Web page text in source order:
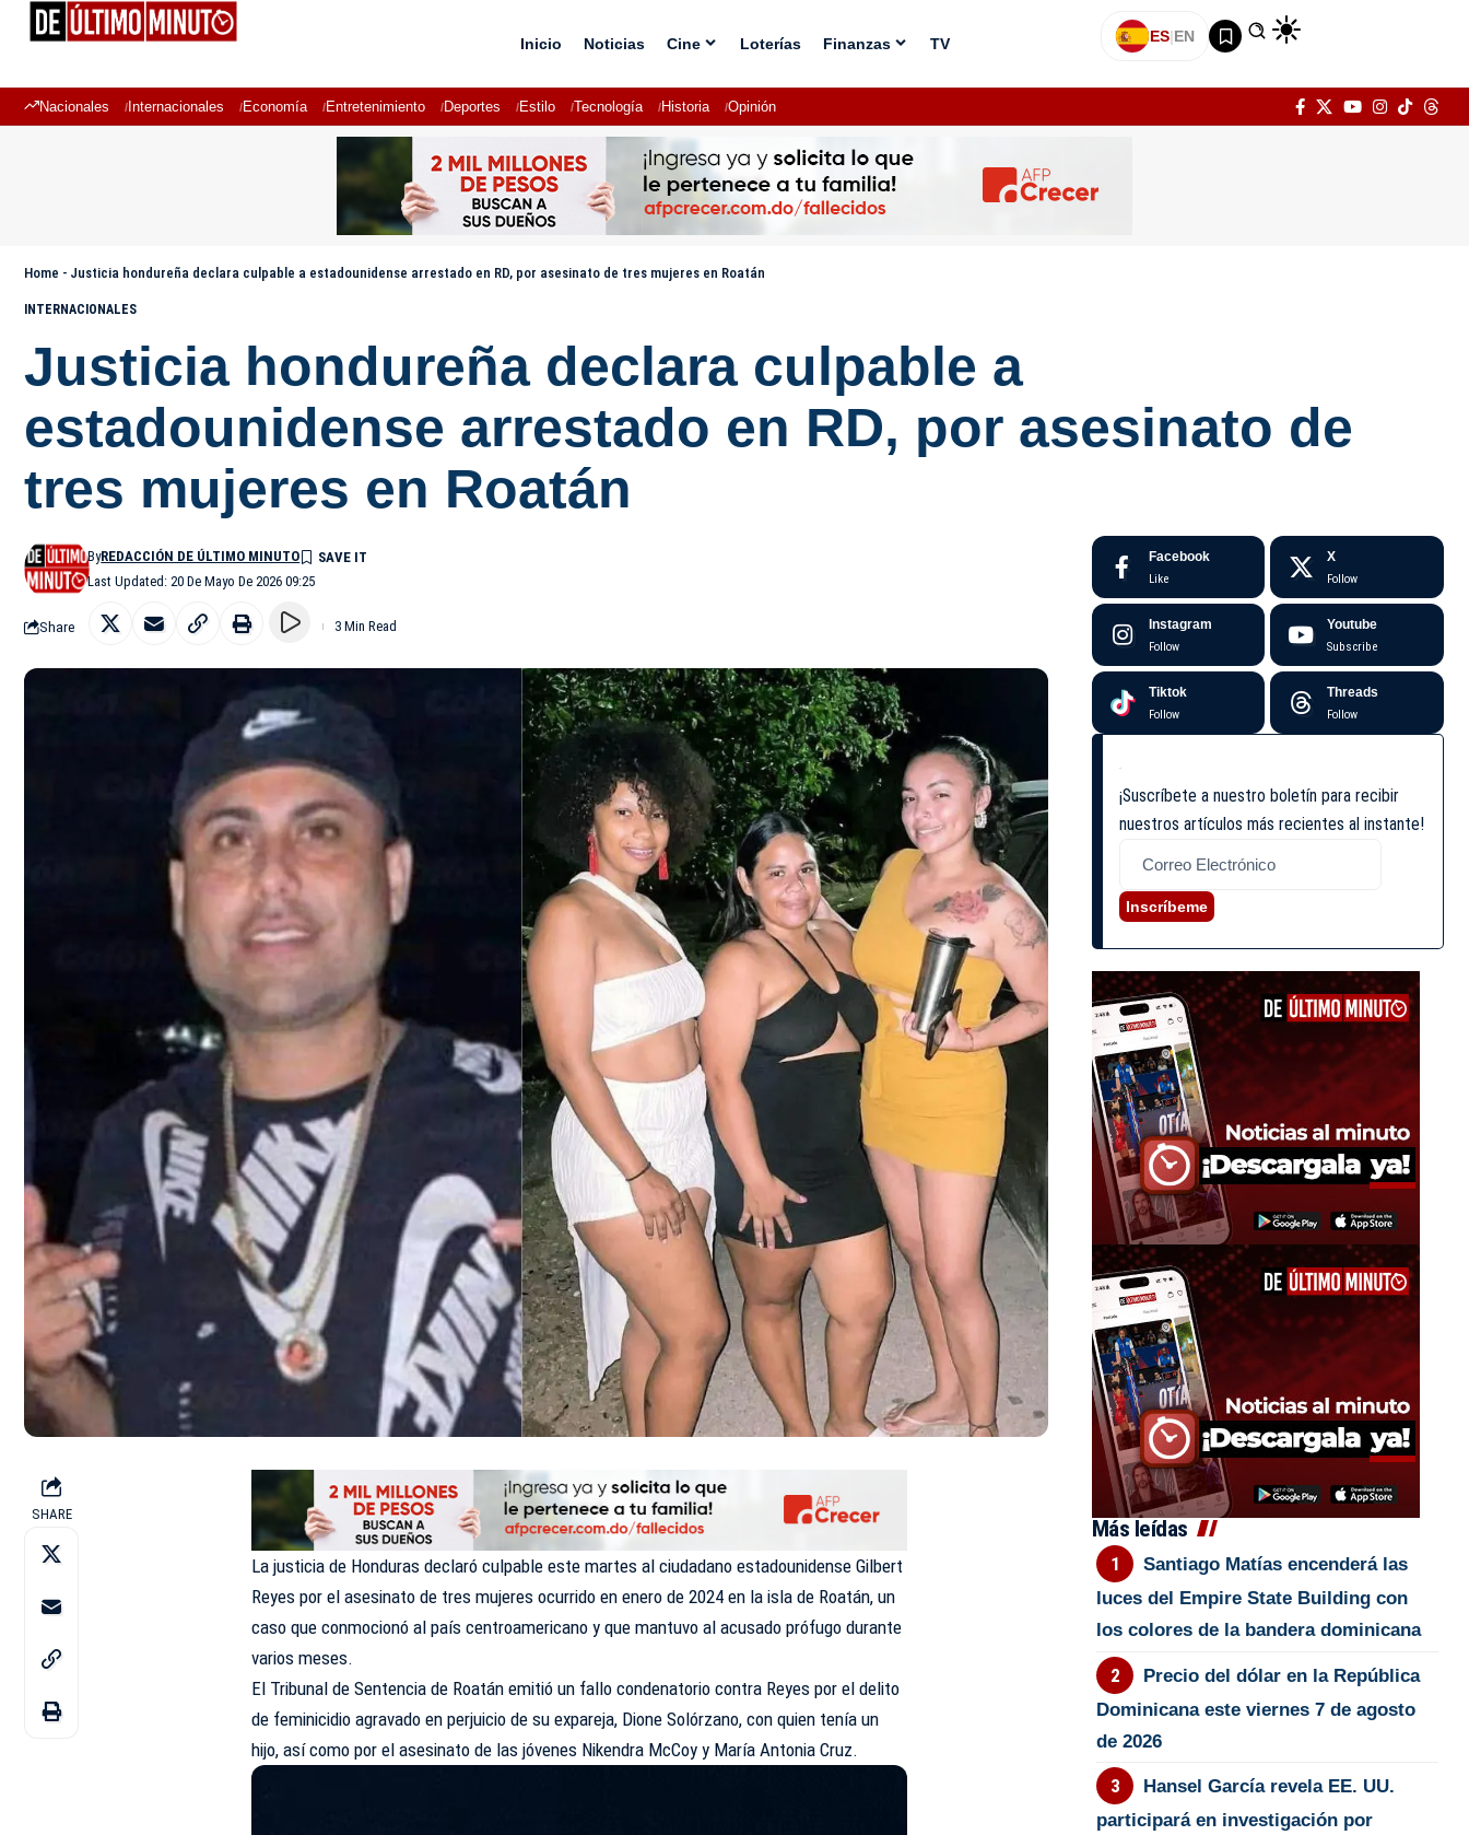
Inicio Noticias Cine Loterías Finanzas TV ES|EN
Nacionales Internacionales Economía Entretenimiento Deportes Estilo Tecnología Historia Opinión
Home - Justicia hondureña declara culpable a estadounidense arrestado en RD, por asesinato de tres mujeres en Roatán
INTERNACIONALES
Justicia hondureña declara culpable a
estadounidense arrestado en RD, por asesinato de
tres mujeres en Roatán
Last Updated: 20 De Mayo De 2026 09:25
ByREDACCIÓN DE ÚLTIMO MINUTO
Share 3 Min Read
SHARE
La justicia de Honduras declaró culpable este martes al ciudadano estadounidense Gilbert
Reyes por el asesinato de tres mujeres ocurrido en enero de 2024 en la isla de Roatán, un
caso que conmocionó al país centroamericano y que mantuvo al acusado prófugo durante
varios meses.
El Tribunal de Sentencia de Roatán emitió un fallo condenatorio contra Reyes por el delito
de feminicidio agravado en perjuicio de su expareja, Dione Solórzano, con quien tenía un
hijo, así como por el asesinato de las jóvenes Nikendra McCoy y María Antonia Cruz.
Facebook
Like
X
Follow
Instagram
Follow
Youtube
Subscribe
Tiktok
Follow
Threads
Follow
¡Suscríbete a nuestro boletín para recibir
nuestros artículos más recientes al instante!
Inscríbeme
Más leídas
Santiago Matías encenderá las
luces del Empire State Building con
los colores de la bandera dominicana
Precio del dólar en la República
Dominicana este viernes 7 de agosto
de 2026
Hansel García revela EE. UU.
participará en investigación por